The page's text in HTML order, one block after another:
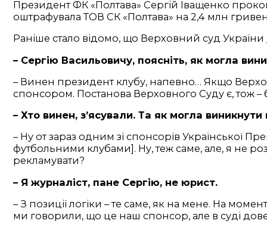
Президент ФК «Полтава» Сергій Іващенко
оштрафувала ТОВ СК «Полтава» на 2,4 млн
Раніше стало відомо, що Верховний суд України
– Сергію Васильовичу, поясніть, як могла
– Винен президент клубу, напевно… Якщо
спонсором. Постанова Верховного Суду є, тож –
– Хто винен, з’ясували. Та як могла
– Ну от зараз одним зі спонсорів Української
футбольними клубами]. Ну, теж саме, але, я не
рекламувати?
– Я журналіст, пане Сергію, не юрист.
– З позиції логіки – те саме, як на мене. На
ми говорили, що це наш спонсор, але в суді